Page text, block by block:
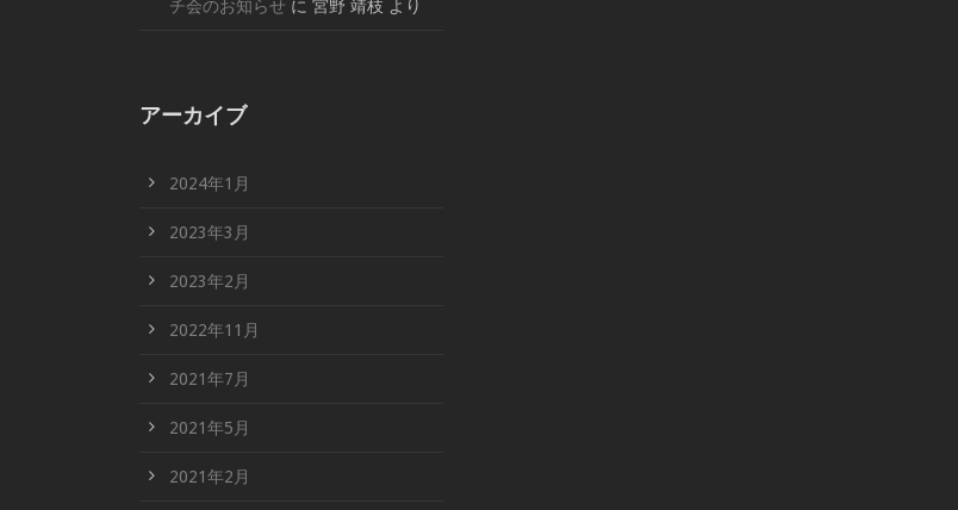
チ会のお知らせ に 宮野 靖枝 より
アーカイブ
2024年1月
2023年3月
2023年2月
2022年11月
2021年7月
2021年5月
2021年2月